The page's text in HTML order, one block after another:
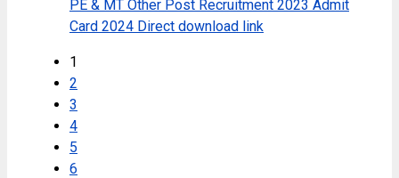
PE & MT Other Post Recruitment 2023 Admit
Card 2024 Direct download link
1
2
3
4
5
6